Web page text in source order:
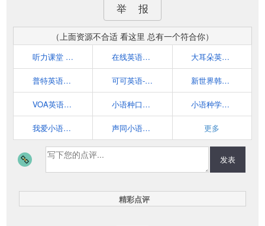
举 报
（上面资源不合适 看这里 总有一个符合你）
听力课堂 - 学英语_英语听力_英语听力练习_在线英语学习网站 在线英语听力室 大耳朵英语首页 - 免费在线英语学习 口语练习 四级听力资料 在线翻译 网络课堂 英语社区
普特英语听力-著名英语学习网站-掌握英语，从听开始！ 可可英语-在线英语学习_每日英语学习_免费英语学习网站 新世界韩学堂学习网站-韩语学习|韩语初级入门学习
VOA英语学习网,提供VOA慢速英语听力在线收听及下载! 小语种口语网官方网站(tukkk.com) 小语种学习网
我爱小语种学习网-免费小语种在线学习网 声同小语种论坛 更多
发表
精彩点评